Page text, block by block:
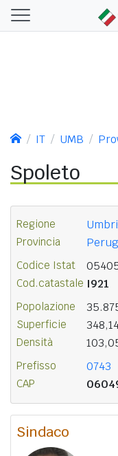
IT UMB
Spoleto
Regione
Provincia
Codice Istat
Cod.catastale I921
Popolazione
Superficie
Densità
Prefisso 0743
CAP
Sindaco